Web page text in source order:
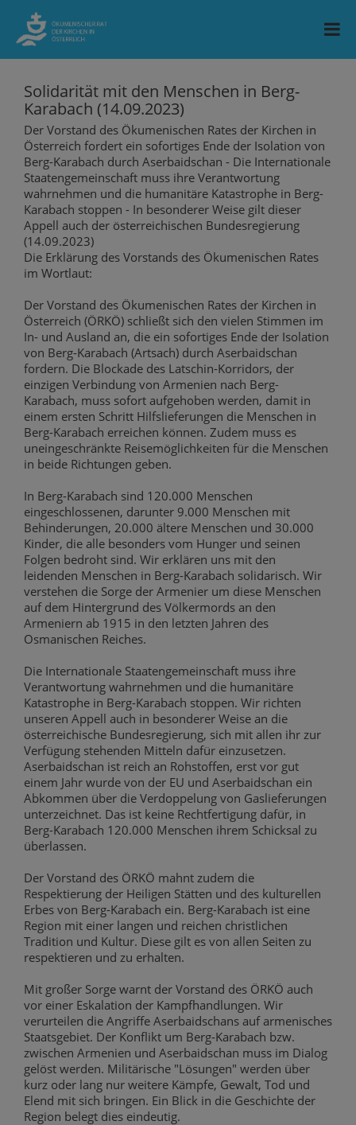
Solidarität mit den Menschen in Berg-
Karabach (14.09.2023)
Der Vorstand des Ökumenischen Rates der Kirchen in
Österreich fordert ein sofortiges Ende der Isolation von
Berg-Karabach durch Aserbaidschan - Die Internationale
Staatengemeinschaft muss ihre Verantwortung
wahrnehmen und die humanitäre Katastrophe in Berg-
Karabach stoppen - In besonderer Weise gilt dieser
Appell auch der österreichischen Bundesregierung
(14.09.2023)
Die Erklärung des Vorstands des Ökumenischen Rates
im Wortlaut:
Der Vorstand des Ökumenischen Rates der Kirchen in
Österreich (ÖRKÖ) schließt sich den vielen Stimmen im
In- und Ausland an, die ein sofortiges Ende der Isolation
von Berg-Karabach (Artsach) durch Aserbaidschan
fordern. Die Blockade des Latschin-Korridors, der
einzigen Verbindung von Armenien nach Berg-
Karabach, muss sofort aufgehoben werden, damit in
einem ersten Schritt Hilfslieferungen die Menschen in
Berg-Karabach erreichen können. Zudem muss es
uneingeschränkte Reisemöglichkeiten für die Menschen
in beide Richtungen geben.
In Berg-Karabach sind 120.000 Menschen
eingeschlossenen, darunter 9.000 Menschen mit
Behinderungen, 20.000 ältere Menschen und 30.000
Kinder, die alle besonders vom Hunger und seinen
Folgen bedroht sind. Wir erklären uns mit den
leidenden Menschen in Berg-Karabach solidarisch. Wir
verstehen die Sorge der Armenier um diese Menschen
auf dem Hintergrund des Völkermords an den
Armeniern ab 1915 in den letzten Jahren des
Osmanischen Reiches.
Die Internationale Staatengemeinschaft muss ihre
Verantwortung wahrnehmen und die humanitäre
Katastrophe in Berg-Karabach stoppen. Wir richten
unseren Appell auch in besonderer Weise an die
österreichische Bundesregierung, sich mit allen ihr zur
Verfügung stehenden Mitteln dafür einzusetzen.
Aserbaidschan ist reich an Rohstoffen, erst vor gut
einem Jahr wurde von der EU und Aserbaidschan ein
Abkommen über die Verdoppelung von Gaslieferungen
unterzeichnet. Das ist keine Rechtfertigung dafür, in
Berg-Karabach 120.000 Menschen ihrem Schicksal zu
überlassen.
Der Vorstand des ÖRKÖ mahnt zudem die
Respektierung der Heiligen Stätten und des kulturellen
Erbes von Berg-Karabach ein. Berg-Karabach ist eine
Region mit einer langen und reichen christlichen
Tradition und Kultur. Diese gilt es von allen Seiten zu
respektieren und zu erhalten.
Mit großer Sorge warnt der Vorstand des ÖRKÖ auch
vor einer Eskalation der Kampfhandlungen. Wir
verurteilen die Angriffe Aserbaidschans auf armenisches
Staatsgebiet. Der Konflikt um Berg-Karabach bzw.
zwischen Armenien und Aserbaidschan muss im Dialog
gelöst werden. Militärische "Lösungen" werden über
kurz oder lang nur weitere Kämpfe, Gewalt, Tod und
Elend mit sich bringen. Ein Blick in die Geschichte der
Region belegt dies eindeutig.